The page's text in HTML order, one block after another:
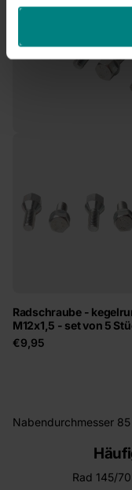
Radschraube -
M12x1,5 - set von 5
€9,95
Nabendurchmesser 85
Rad 145/